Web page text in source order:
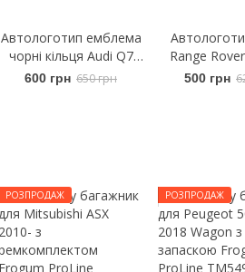
Автологотип емблема
чорні кільця Audi Q7
2015- Black Edition в
600 грн 650 грн
Range
L538
500 грн
РОЗПРОДАЖ РОЗПРОДАЖ